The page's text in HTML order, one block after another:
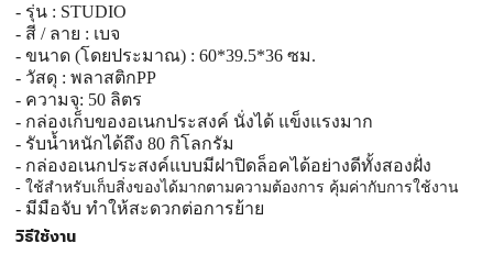
- รุ่น : STUDIO
- สี / ลาย : เบจ
- ขนาด (โดยประมาณ) : 60*39.5*36 ซม.
- วัสดุ : พลาสติกPP
- ความจุ: 50 ลิตร
- กล่องเก็บของอเนกประสงค์ นั่งได้ แข็งแรงมาก
- รับน้ำหนักได้ถึง 80 กิโลกรัม
- กล่องอเนกประสงค์แบบมีฝาปิดล็อคได้อย่างดีทั้งสองฝั่ง
- ใช้สำหรับเก็บสิ่งของได้มากตามความต้องการ คุ้มค่ากับการใช้งาน
- มีมือจับ ทำให้สะดวกต่อการย้าย
วิธีใช้งาน